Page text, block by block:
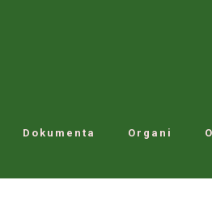
Dokumenta Organi